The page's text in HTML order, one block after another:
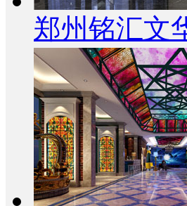
郑州铭汇文